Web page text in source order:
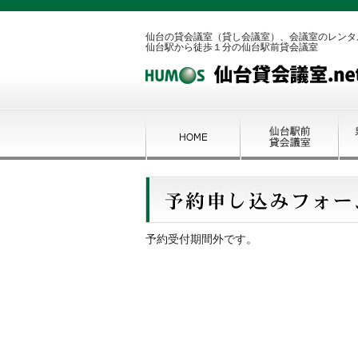
仙台の貸会議室（貸し会議室）、会議室のレン
仙台駅から徒歩１分の仙台駅前貸会議室
予約受付期間外です。